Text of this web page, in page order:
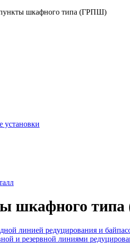
пункты шкафного типа (ГРПШ)
установки
шкафного
линией редуцирования и
и резервной линиями